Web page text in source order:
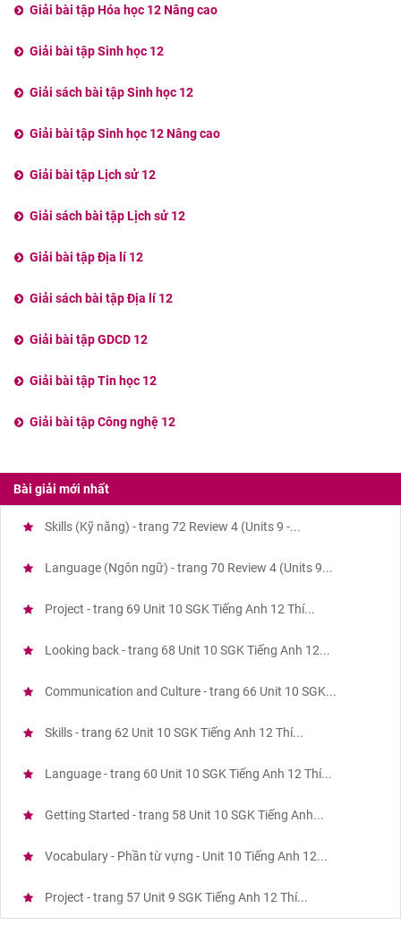
Giải bài tập Hóa học 12 Nâng cao
Giải bài tập Sinh học 12
Giải sách bài tập Sinh học 12
Giải bài tập Sinh học 12 Nâng cao
Giải bài tập Lịch sử 12
Giải sách bài tập Lịch sử 12
Giải bài tập Địa lí 12
Giải sách bài tập Địa lí 12
Giải bài tập GDCD 12
Giải bài tập Tin học 12
Giải bài tập Công nghệ 12
Bài giải mới nhất
Skills (Kỹ năng) - trang 72 Review 4 (Units 9 -...
Language (Ngôn ngữ) - trang 70 Review 4 (Units 9...
Project - trang 69 Unit 10 SGK Tiếng Anh 12 Thí...
Looking back - trang 68 Unit 10 SGK Tiếng Anh 12...
Communication and Culture - trang 66 Unit 10 SGK...
Skills - trang 62 Unit 10 SGK Tiếng Anh 12 Thí...
Language - trang 60 Unit 10 SGK Tiếng Anh 12 Thí...
Getting Started - trang 58 Unit 10 SGK Tiếng Anh...
Vocabulary - Phần từ vựng - Unit 10 Tiếng Anh 12...
Project - trang 57 Unit 9 SGK Tiếng Anh 12 Thí...